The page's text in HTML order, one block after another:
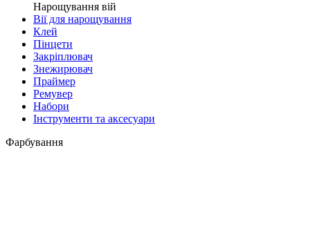
Нарощування вій
Вії для нарощування
Клей
Пінцети
Закріплювач
Знежирювач
Праймер
Ремувер
Набори
Інструменти та аксесуари
Фарбування